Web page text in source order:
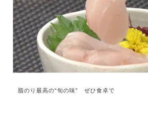
脂のり最高の“旬の味” ぜひ食卓で